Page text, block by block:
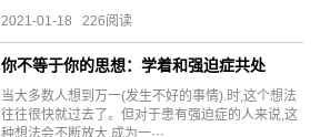
2021-01-18 226阅读
你不等于你的思想：学着和强迫症共处
当大多数人想到万一(发生不好的事情).时,这个想法
往往很快就过去了。但对于患有强迫症的人来说,这
种想法会不断放大,成为一···